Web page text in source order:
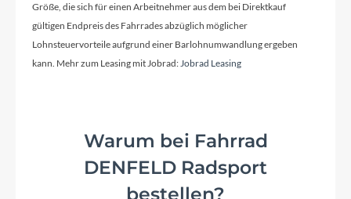
KMC, HG53
Vorderrad Nabe
6-Loch Aufnahme und Schnellspanner
Größe, die sich für einen Arbeitnehmer aus dem bei Direktkauf
gültigen Endpreis des Fahrrades abzüglich möglicher
Lohnsteuervorteile aufgrund einer Barlohnumwandlung ergeben
kann. Mehr zum Leasing mit Jobrad:Jobrad Leasing
Warum bei Fahrrad
DENFELD Radsport
bestellen?